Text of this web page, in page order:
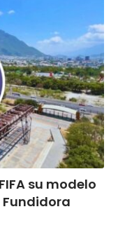
su modelo
Fundidora